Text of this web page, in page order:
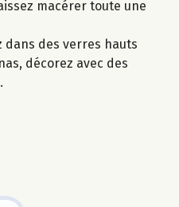
macérer toute une
dans des verres hauts
décorez avec des